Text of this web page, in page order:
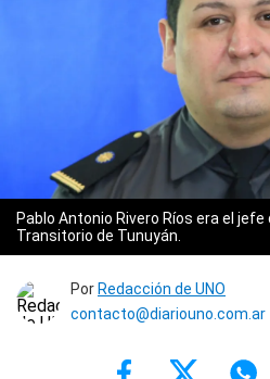
Pablo Antonio Rivero Ríos era el
Transitorio de Tunuyán .
Por Redacción de UNO
contacto@diariouno.com.ar